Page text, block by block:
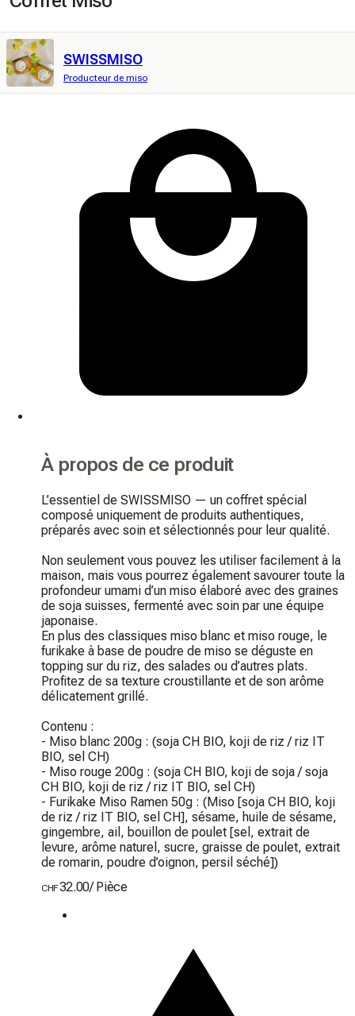
SWISSMISO
Producteur de miso
À propos de ce produit
L’essentiel de SWISSMISO — un coffret spécial
composé uniquement de produits authentiques,
préparés avec soin et sélectionnés pour leur qualité.
Non seulement vous pouvez les utiliser facilement à la
maison, mais vous pourrez également savourer toute la
profondeur umami d’un miso élaboré avec des graines
de soja suisses, fermenté avec soin par une équipe
japonaise.
En plus des classiques miso blanc et miso rouge, le
furikake à base de poudre de miso se déguste en
topping sur du riz, des salades ou d’autres plats.
Profitez de sa texture croustillante et de son arôme
délicatement grillé.
Contenu :
- Miso blanc 200g : (soja CH BIO, koji de riz / riz IT
BIO, sel CH)
- Miso rouge 200g : (soja CH BIO, koji de soja / soja
CH BIO, koji de riz / riz IT BIO, sel CH)
- Furikake Miso Ramen 50g : (Miso [soja CH BIO, koji
de riz / riz IT BIO, sel CH], sésame, huile de sésame,
gingembre, ail, bouillon de poulet [sel, extrait de
levure, arôme naturel, sucre, graisse de poulet, extrait
de romarin, poudre d’oignon, persil séché])
CHF32.00/ Pièce